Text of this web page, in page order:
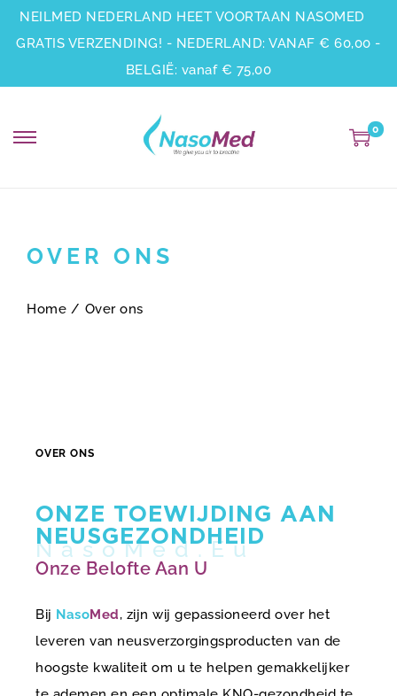
NEILMED NEDERLAND HEET VOORTAAN NASOMED
GRATIS VERZENDING! - NEDERLAND: VANAF € 60,00 -
BELGIË: vanaf € 75,00
0
OVER ONS
Home / Over ons
OVER ONS
ONZE TOEWIJDING AAN
NEUSGEZONDHEID
Onze Belofte Aan U
Bij NasoMed, zijn wij gepassioneerd over het
leveren van neusverzorgingsproducten van de
hoogste kwaliteit om u te helpen gemakkelijker